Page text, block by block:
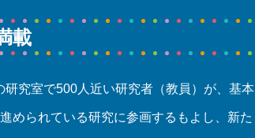
載
研究室で500人近い研究者（教員）が、基本
められている研究に参画するもよし、新た